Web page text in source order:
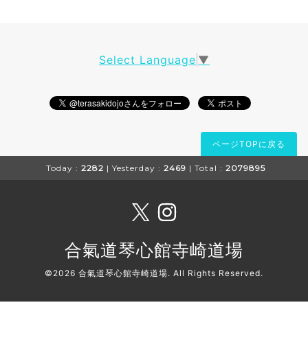
Select Language ▼
ページTOPに戻る
Today : 2282 | Yesterday : 2469 | Total : 2079895
合氣道琴心館寺崎道場
©2026 合氣道琴心館寺崎道場. All Rights Reserved.